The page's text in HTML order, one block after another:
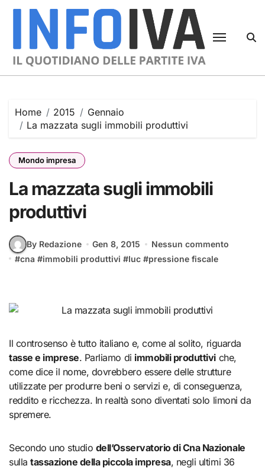
Skip
Home 2015
Gennaio
La mazzata sugli immobili produttivi
Mondo impresa
La mazzata sugli immobili
produttivi
By Redazione Gen 8, 2015
Nessun commento
#cna #immobili produttivi #Iuc #pressione fiscale
Il controsenso è tutto italiano e, come al solito, riguarda
tasse e imprese. Parliamo di immobili produttiviche,
come dice il nome, dovrebbero essere delle strutture
utilizzate per produrre beni o servizi e, di conseguenza,
reddito e ricchezza. In realtà sono diventati solo limoni da
spremere.
Secondo uno studio dell’Osservatorio di Cna Nazionale
sullatassazione della piccola impresa, negli ultimi 36